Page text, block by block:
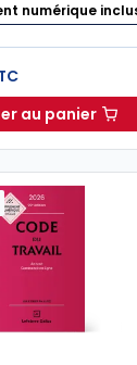
numérique
au panier
Code civil